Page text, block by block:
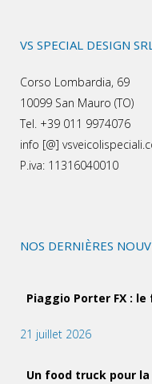
VS SPECIAL DESIGN
Corso Lombardia, 69
10099 San Mauro (TO)
Tel. +39 011 9974076
info [@]
P.iva: 11316040010
NOS DERNIÈRES
Piaggio Porter FX :
21 juillet 2026
Un food truck pour